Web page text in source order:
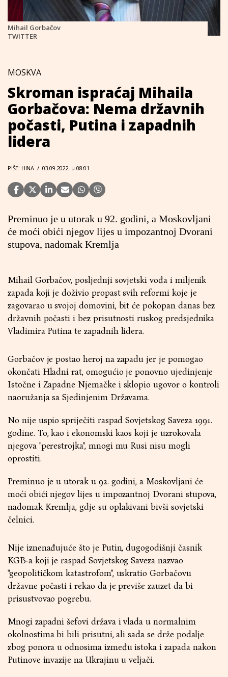
Mihail Gorbačov
TWITTER
MOSKVA
Skroman ispraćaj Mihaila
Gorbačova: Nema državnih
počasti, Putina i zapadnih
lidera
PIŠE: HINA / 03.09.2022. u 08:01
Preminuo je u utorak u 92. godini, a Moskovljani
će moći obići njegov lijes u impozantnoj Dvorani
stupova, nadomak Kremlja
Mihail Gorbačov, posljednji sovjetski vođa i miljenik
zapada koji je doživio propast svih reformi koje je
zagovarao u svojoj domovini, bit će pokopan danas bez
državnih počasti i bez prisutnosti ruskog predsjednika
Vladimira Putina te zapadnih lidera.
Gorbačov je postao heroj na zapadu jer je pomogao
okončati Hladni rat, omogućio je ponovno ujedinjenje
Istočne i Zapadne Njemačke i sklopio ugovor o kontroli
naoružanja sa Sjedinjenim Državama.
No nije uspio spriječiti raspad Sovjetskog Saveza 1991.
godine. To, kao i ekonomski kaos koji je uzrokovala
njegova "perestrojka", mnogi mu Rusi nisu mogli
oprostiti.
Preminuo je u utorak u 92. godini, a Moskovljani će
moći obići njegov lijes u impozantnoj Dvorani stupova,
nadomak Kremlja, gdje su oplakivani bivši sovjetski
čelnici.
Nije iznenađujuće što je Putin, dugogodišnji časnik
KGB-a koji je raspad Sovjetskog Saveza nazvao
"geopolitičkom katastrofom", uskratio Gorbačovu
državne počasti i rekao da je previše zauzet da bi
prisustvovao pogrebu.
Mnogi zapadni šefovi država i vlada u normalnim
okolnostima bi bili prisutni, ali sada se drže podalje
zbog ponora u odnosima između istoka i zapada nakon
Putinove invazije na Ukrajinu u veljači.